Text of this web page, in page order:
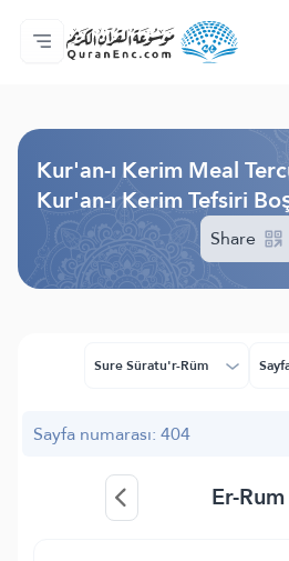
Anasayfa
Mealler Fihristi
Audio
Geliştirici Hizmetleri - API
Proje Hakkında
Biz bilen hab
Geçerli dil
Kur'an-ı Kerim Meal
Kur'an-ı Kerim Tefsiri
Share
Sure Sûratu'r-Rûm
Sayfa numarası: 404
Er-Rum